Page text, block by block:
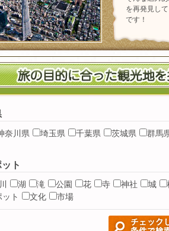
を再発見し
です！
奈川県 埼玉県 千葉県 茨城県
群馬
ト
川 湖 滝 公園 花 寺 神社 城
ト
文化 市場